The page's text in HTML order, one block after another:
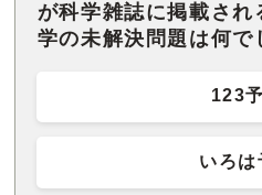
が科学雑誌に掲載さ
学の未解決問題は何で
123
いろは